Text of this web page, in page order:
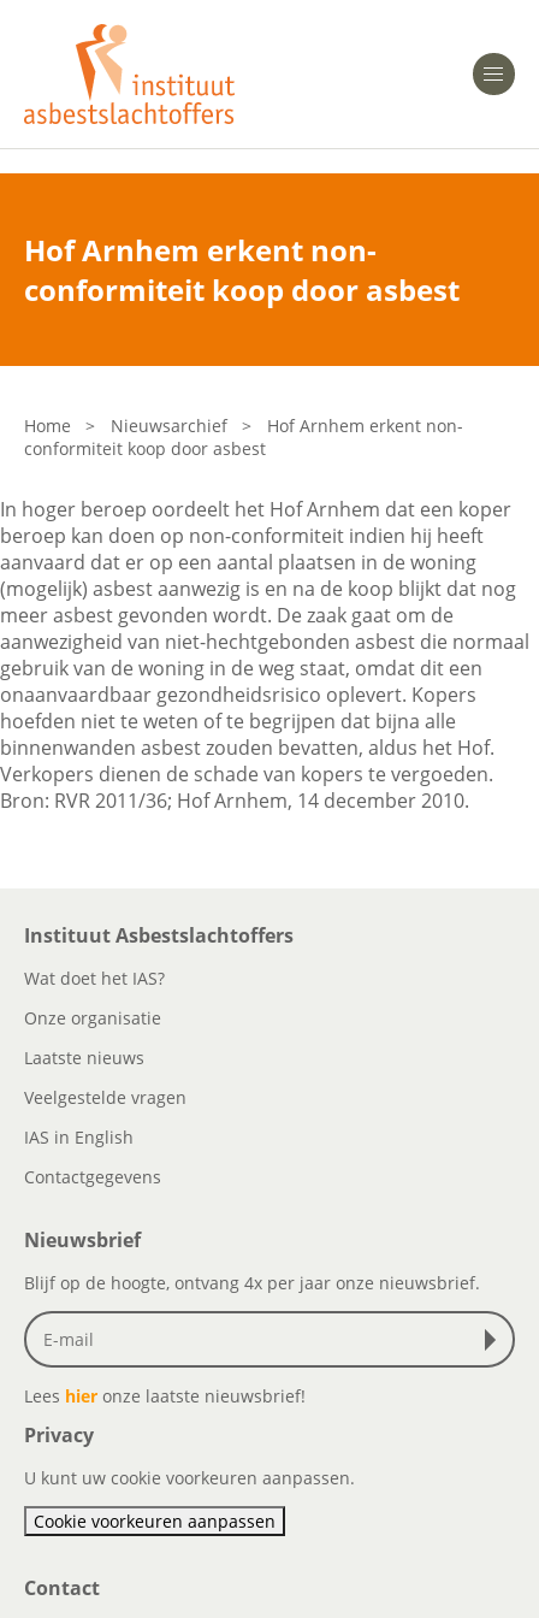
Heeft u Mesothelioom?
Heeft u Asbestose?
Bent u arts?
Asbest en Gezondheid
Laatste nieuws
Onze organisatie
Veelgestelde vragen
Contactgegevens
Zoeken
Hof Arnhem erkent non-
conformiteit koop door asbest
Home > Nieuwsarchief >
Hof Arnhem erkent non-
conformiteit koop door asbest
In hoger beroep oordeelt het Hof Arnhem dat een koper
beroep kan doen op non-conformiteit indien hij heeft
aanvaard dat er op een aantal plaatsen in de woning
(mogelijk) asbest aanwezig is en na de koop blijkt dat nog
meer asbest gevonden wordt. De zaak gaat om de
aanwezigheid van niet-hechtgebonden asbest die normaal
gebruik van de woning in de weg staat, omdat dit een
onaanvaardbaar gezondheidsrisico oplevert. Kopers
hoefden niet te weten of te begrijpen dat bijna alle
binnenwanden asbest zouden bevatten, aldus het Hof.
Verkopers dienen de schade van kopers te vergoeden.
Bron: RVR 2011/36; Hof Arnhem, 14 december 2010.
Instituut Asbestslachtoffers
Wat doet het IAS?
Onze organisatie
Laatste nieuws
Veelgestelde vragen
IAS in English
Contactgegevens
Nieuwsbrief
Blijf op de hoogte, ontvang 4x per jaar onze nieuwsbrief.
Lees hier onze laatste nieuwsbrief!
Privacy
U kunt uw cookie voorkeuren aanpassen.
Cookie voorkeuren aanpassen
Contact